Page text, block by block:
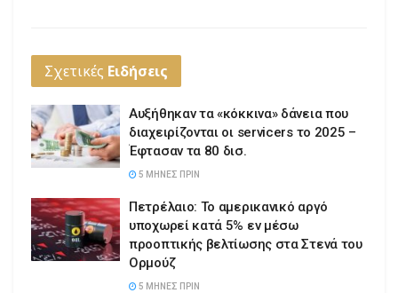
Σχετικές Ειδήσεις
Αυξήθηκαν τα «κόκκινα» δάνεια που
διαχειρίζονται οι servicers το 2025 –
Έφτασαν τα 80 δισ.
5 ΜΉΝΕΣ ΠΡΙΝ
Πετρέλαιο: Το αμερικανικό αργό
υποχωρεί κατά 5% εν μέσω
προοπτικής βελτίωσης στα Στενά του
Ορμούζ
5 ΜΉΝΕΣ ΠΡΙΝ